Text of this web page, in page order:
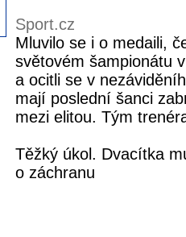
Sport.cz
Mluvilo se i o medaili,
světovém šampionátu
a ocitli se v
mají poslední šanci
mezi elitou. Tým
Těžký úkol. Dvacítka
o záchranu